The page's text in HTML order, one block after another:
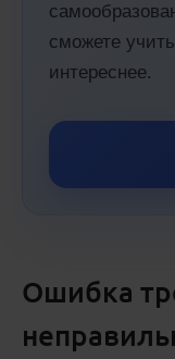
сможете
интереснее.
Ошибка